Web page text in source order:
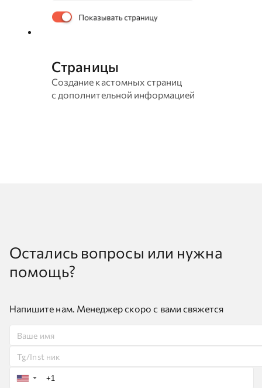
Страницы
Создание кастомных страниц
с дополнительной информацией
Остались вопросы или нужна
помощь?
Напишите нам. Менеджер скоро с вами свяжется
▼